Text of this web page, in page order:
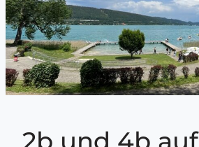
2b und 4b auf